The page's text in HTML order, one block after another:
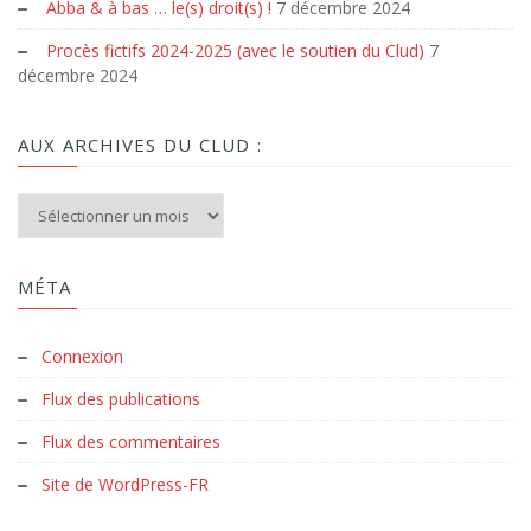
Abba & à bas … le(s) droit(s) ! 7 décembre 2024
Procès fictifs 2024-2025 (avec le soutien du Clud) 7
décembre 2024
AUX ARCHIVES DU CLUD :
Aux archives du Clud :
MÉTA
Connexion
Flux des publications
Flux des commentaires
Site de WordPress-FR